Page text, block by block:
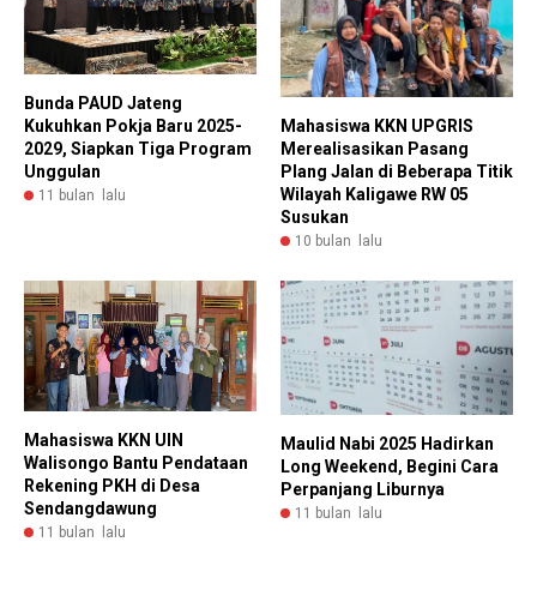
Bunda PAUD Jateng
Kukuhkan Pokja Baru 2025-
2029, Siapkan Tiga Program
Unggulan
11 bulan lalu
Mahasiswa KKN UPGRIS
Merealisasikan Pasang
Plang Jalan di Beberapa Titik
Wilayah Kaligawe RW 05
Susukan
10 bulan lalu
Mahasiswa KKN UIN
Walisongo Bantu Pendataan
Rekening PKH di Desa
Sendangdawung
11 bulan lalu
Maulid Nabi 2025 Hadirkan
Long Weekend, Begini Cara
Perpanjang Liburnya
11 bulan lalu